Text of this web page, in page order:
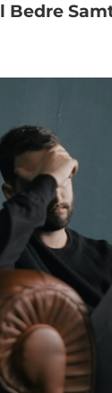
Bedre